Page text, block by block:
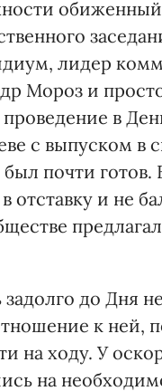
лидер
Мороз и
в
с выпуском в
почти
и не
задолго до Дня
к ней,
на ходу. У
на